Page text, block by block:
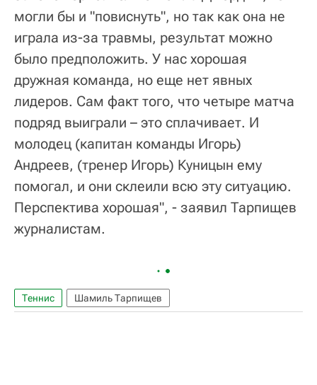
могли бы и "повиснуть", но так как она не
играла из-за травмы, результат можно
было предположить. У нас хорошая
дружная команда, но еще нет явных
лидеров. Сам факт того, что четыре матча
подряд выиграли – это сплачивает. И
молодец (капитан команды Игорь)
Андреев, (тренер Игорь) Куницын ему
помогал, и они склеили всю эту ситуацию.
Перспектива хорошая", - заявил Тарпищев
журналистам.
Теннис Шамиль Тарпищев